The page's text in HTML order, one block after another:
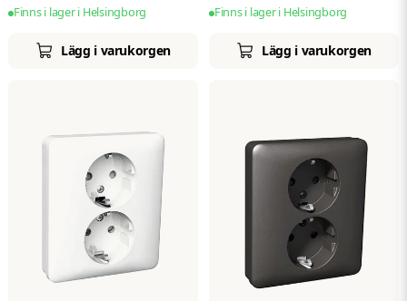
Finns i lager i Helsingborg
Lägg i varukorgen
Finns i lager i Helsingborg
Lägg i varukorgen